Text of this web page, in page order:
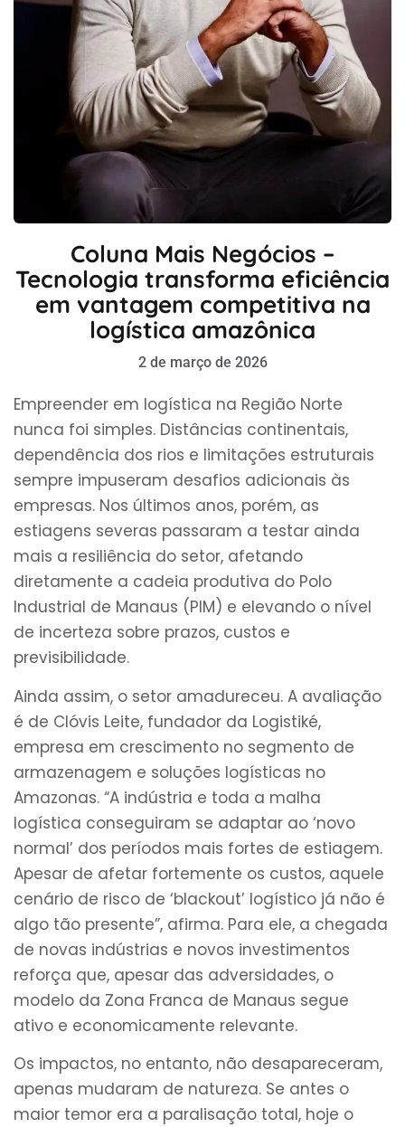
Coluna Mais Negócios –
Tecnologia transforma eficiência
em vantagem competitiva na
logística amazônica
2 de março de 2026
Empreender em logística na Região Norte
nunca foi simples. Distâncias continentais,
dependência dos rios e limitações estruturais
sempre impuseram desafios adicionais às
empresas. Nos últimos anos, porém, as
estiagens severas passaram a testar ainda
mais a resiliência do setor, afetando
diretamente a cadeia produtiva do Polo
Industrial de Manaus (PIM) e elevando o nível
de incerteza sobre prazos, custos e
previsibilidade.
Ainda assim, o setor amadureceu. A avaliação
é de Clóvis Leite, fundador da Logistiké,
empresa em crescimento no segmento de
armazenagem e soluções logísticas no
Amazonas. “A indústria e toda a malha
logística conseguiram se adaptar ao ‘novo
normal’ dos períodos mais fortes de estiagem.
Apesar de afetar fortemente os custos, aquele
cenário de risco de ‘blackout’ logístico já não é
algo tão presente”, afirma. Para ele, a chegada
de novas indústrias e novos investimentos
reforça que, apesar das adversidades, o
modelo da Zona Franca de Manaus segue
ativo e economicamente relevante.
Os impactos, no entanto, não desapareceram,
apenas mudaram de natureza. Se antes o
maior temor era a paralisação total, hoje o